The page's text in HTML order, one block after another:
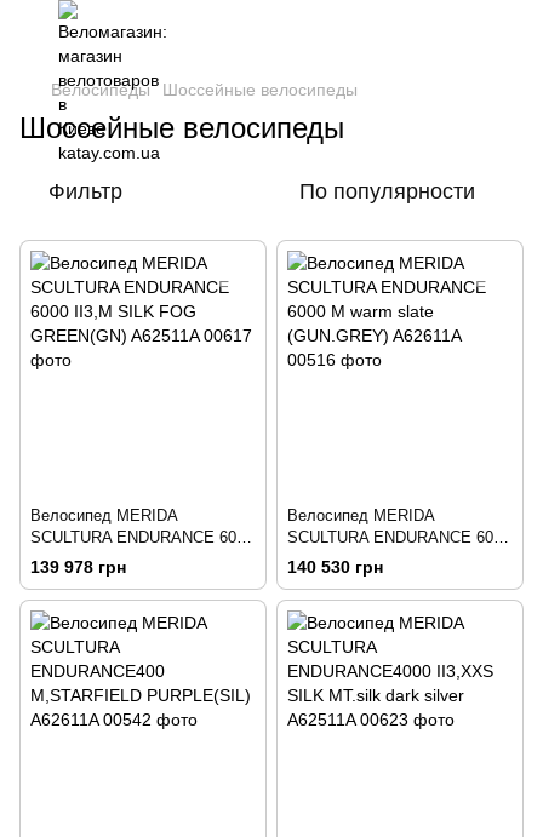
Велосипеды Шоссейные велосипеды
Шоссейные велосипеды
Фильтр По популярности
Велосипед MERIDA
SCULTURA ENDURANCE 6000
II3,M SILK FOG GREEN(GN)
139 978 грн
Велосипед MERIDA
SCULTURA ENDURANCE 6000
M warm slate (GUN.GREY)
140 530 грн